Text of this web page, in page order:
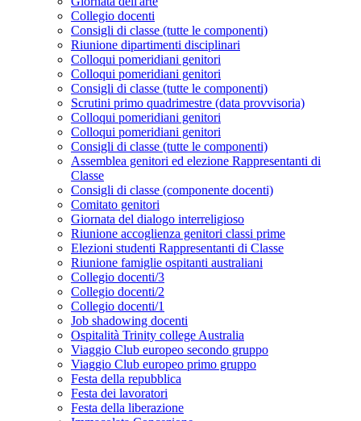
Collegio docenti
Consigli di classe (tutte le componenti)
Riunione dipartimenti disciplinari
Colloqui pomeridiani genitori
Colloqui pomeridiani genitori
Consigli di classe (tutte le componenti)
Scrutini primo quadrimestre (data provvisoria)
Colloqui pomeridiani genitori
Colloqui pomeridiani genitori
Consigli di classe (tutte le componenti)
Assemblea genitori ed elezione Rappresentanti di
Classe
Consigli di classe (componente docenti)
Comitato genitori
Giornata del dialogo interreligioso
Riunione accoglienza genitori classi prime
Elezioni studenti Rappresentanti di Classe
Riunione famiglie ospitanti australiani
Collegio docenti/3
Collegio docenti/2
Collegio docenti/1
Job shadowing docenti
Ospitalità Trinity college Australia
Viaggio Club europeo secondo gruppo
Viaggio Club europeo primo gruppo
Festa della repubblica
Festa dei lavoratori
Festa della liberazione